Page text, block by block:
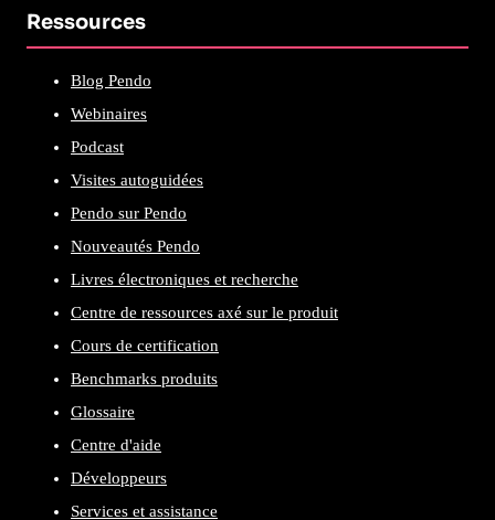
Ressources
Blog Pendo
Webinaires
Podcast
Visites autoguidées
Pendo sur Pendo
Nouveautés Pendo
Livres électroniques et recherche
Centre de ressources axé sur le produit
Cours de certification
Benchmarks produits
Glossaire
Centre d'aide
Développeurs
Services et assistance